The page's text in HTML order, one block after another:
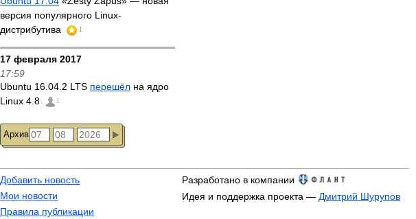
версия популярного Linux-
дистрибутива
1
17 февраля 2017
17:59
Ubuntu 16.04.2 LTS перешёл на ядро
Linux 4.8
1
Архив
Добавить новость
Мои новости
Правила публикации
Разработано в компании
Идея и поддержка проекта — Дмитрий Шурупов